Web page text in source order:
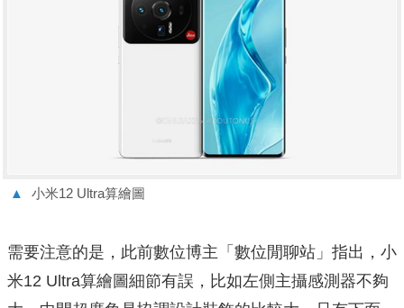
▲ 小米12 Ultra算繪圖
需要注意的是，此前數位博主「數位閒聊站」指出，小
米12 Ultra算繪圖細節有誤，比如左側主攝感測器不夠